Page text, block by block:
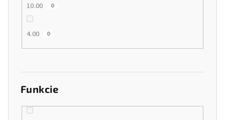
10.00 0
4.00 0
Funkcie